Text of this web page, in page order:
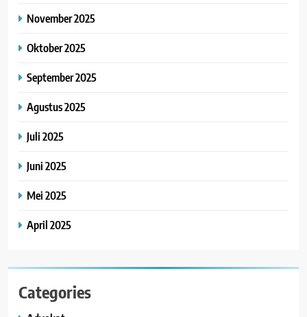
November 2025
Oktober 2025
September 2025
Agustus 2025
Juli 2025
Juni 2025
Mei 2025
April 2025
Categories